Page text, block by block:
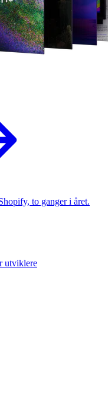
to ganger i året.
utviklere